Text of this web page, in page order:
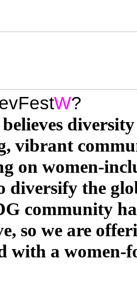
W?
believes
vibrant
on women-
diversify the
community
so we are
with a women-